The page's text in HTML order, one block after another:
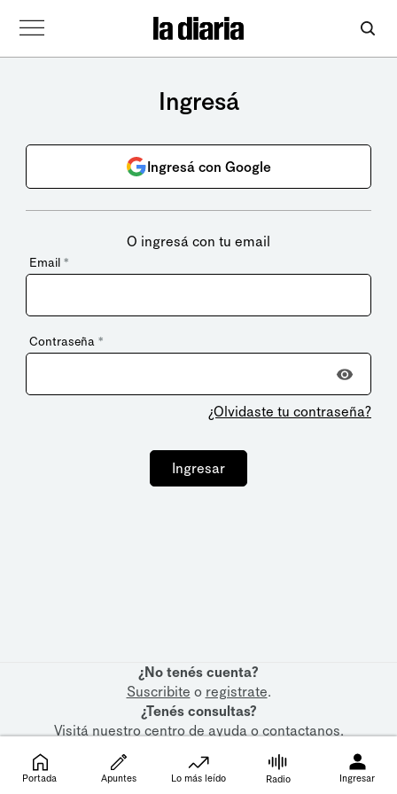
Ingresá
Ingresá con Google
O ingresá con tu email
Email *
Contraseña *
¿Olvidaste tu contraseña?
Ingresar
¿No tenés cuenta?
Suscribite o registrate.
¿Tenés consultas?
Visitá nuestrocentro de ayudaocontactanos.
Portada Apuntes Lo más leído Radio Ingresar